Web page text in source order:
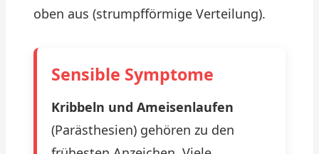
oben aus (strumpfförmige Verteilung).
Sensible Symptome
Kribbeln und Ameisenlaufen
(Parästhesien) gehören zu den